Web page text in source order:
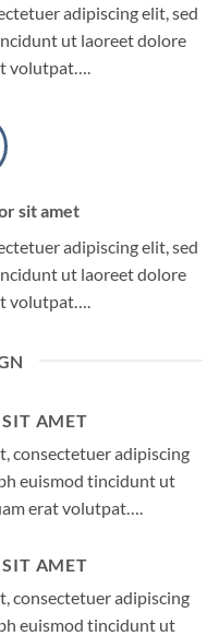
adipiscing elit, sed
ut laoreet dolore
volutpat….
sit amet
adipiscing elit, sed
ut laoreet dolore
volutpat….
AMET
consectetuer adipiscing
euismod tincidunt ut
erat volutpat….
AMET
consectetuer adipiscing
euismod tincidunt ut